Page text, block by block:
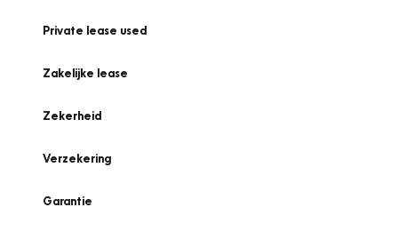
Private lease used
Zakelijke lease
Zekerheid
Verzekering
Garantie